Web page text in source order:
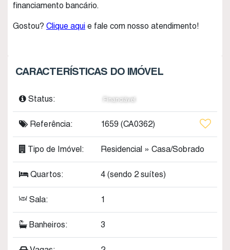
financiamento bancário.
Gostou? Clique aqui e fale com nosso atendimento!
CARACTERÍSTICAS DO IMÓVEL
Status: Financiável
Referência: 1659 (CA0362)
Tipo de Imóvel: Residencial » Casa/Sobrado
Quartos: 4 (sendo 2 suítes)
Sala: 1
Banheiros: 3